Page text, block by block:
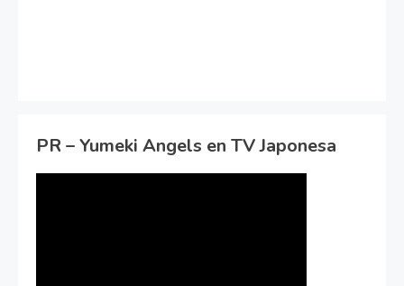
PR – Yumeki Angels en TV Japonesa